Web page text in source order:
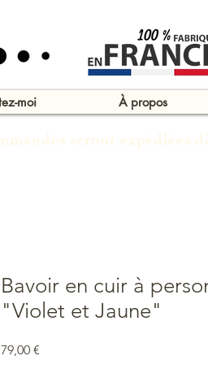
moi À propos
seront expédiées
Bavoir en cuir à
"Violet et Jaune"
79,00 €